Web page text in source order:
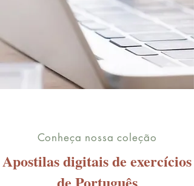
Conheça nossa coleção
Apostilas digitais de exercícios